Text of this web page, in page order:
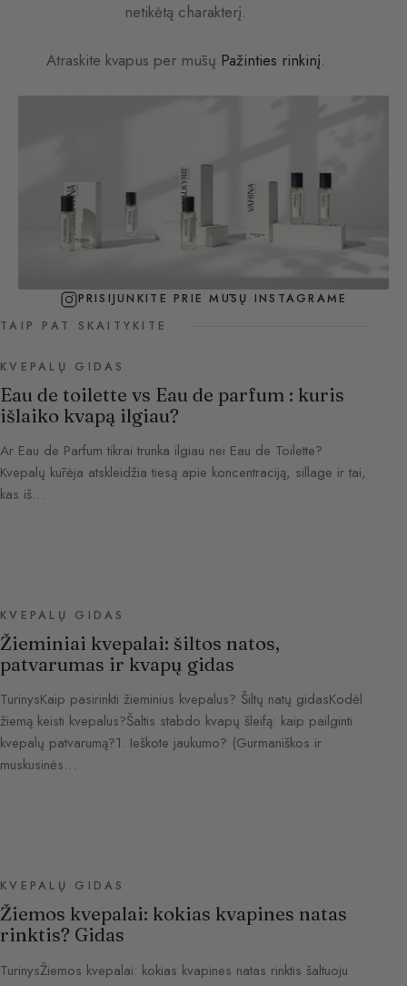
netikėtą charakterį.
Atraskite kvapus per mūsų Pažinties rinkinį.
PRISIJUNKITE PRIE MŪSŲ INSTAGRAME
TAIP PAT SKAITYKITE
KVEPALŲ GIDAS
Eau de toilette vs Eau de parfum : kuris
išlaiko kvapą ilgiau?
Ar Eau de Parfum tikrai trunka ilgiau nei Eau de Toilette?
Kvepalų kūrėja atskleidžia tiesą apie koncentraciją, sillage ir tai,
kas iš…
KVEPALŲ GIDAS
Žieminiai kvepalai: šiltos natos,
patvarumas ir kvapų gidas
TurinysKaip pasirinkti žieminius kvepalus? Šiltų natų gidasKodėl
žiemą keisti kvepalus?Šaltis stabdo kvapų šleifą: kaip pailginti
kvepalų patvarumą?1. Ieškote jaukumo? (Gurmaniškos ir
muskusinės…
KVEPALŲ GIDAS
Žiemos kvepalai: kokias kvapines natas
rinktis? Gidas
TurinysŽiemos kvepalai: kokias kvapines natas rinktis šaltuoju